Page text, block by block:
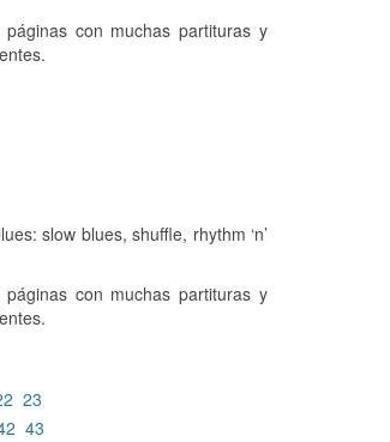
con muchas partituras y
slow blues, shuffle, rhythm ‘n’
con muchas partituras y
23
43